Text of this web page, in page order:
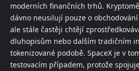
moderních finančních trhů.
dávno neusilují pouze o
ale stále častěji chtějí
dluhopisům nebo dalším tradičním
tokenizované podobě. SpaceX je v
testovacím případem, protože